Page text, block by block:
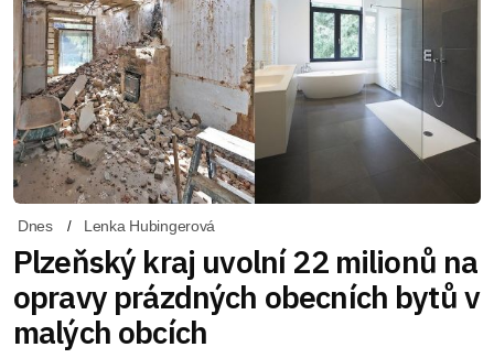
Dnes Lenka Hubingerová
Plzeňský kraj uvolní 22 milionů na
opravy prázdných obecních bytů v
malých obcích